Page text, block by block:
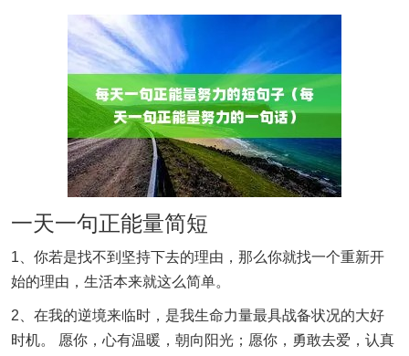
一天一句正能量简短
1、你若是找不到坚持下去的理由，那么你就找一个重新开
始的理由，生活本来就这么简单。
2、在我的逆境来临时，是我生命力量最具战备状况的大好
时机。 愿你，心有温暖，朝向阳光；愿你，勇敢去爱，认真